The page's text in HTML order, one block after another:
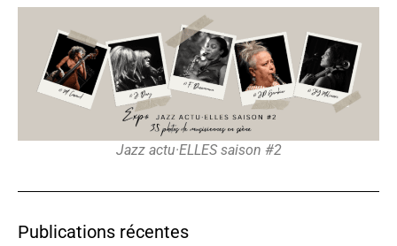
Jazz actu·ELLES saison #2
Publications récentes